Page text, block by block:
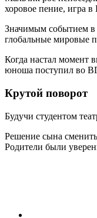
хоровое пение, игра
Значимым событием в
глобальные мировые
Когда настал момент
юноша поступил во
Крутой поворот
Будучи студентом
Решение сына
Родители были